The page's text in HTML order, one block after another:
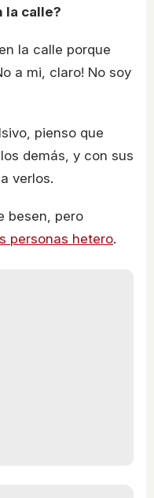
la calle?
la calle porque
a mi, claro! No soy
pienso que
demás, y con sus
verlos.
besen, pero
personas hetero.